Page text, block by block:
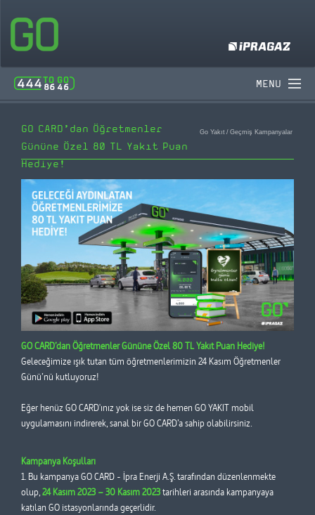
MENU
Go Yakıt / Geçmiş Kampanyalar
GO CARD’dan Öğretmenler
Gününe Özel 80 TL Yakıt Puan
Hediye!
GO CARD’dan Öğretmenler Gününe Özel 80 TL Yakıt Puan Hediye!
Geleceğimize ışık tutan tüm öğretmenlerimizin 24 Kasım Öğretmenler
Günü’nü kutluyoruz!
Eğer henüz GO CARD'ınız yok ise siz de hemen GO YAKIT mobil
uygulamasını indirerek, sanal bir GO CARD’a sahip olabilirsiniz.
Kampanya Koşulları
1. Bu kampanya GO CARD - İpra Enerji A.Ş. tarafından düzenlenmekte
olup, 24 Kasım 2023 – 30 Kasım 2023tarihleri arasında kampanyaya
katılan GO istasyonlarında geçerlidir.